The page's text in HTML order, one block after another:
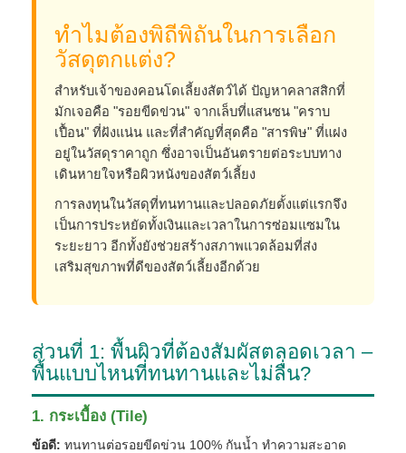
ทำไมต้องพิถีพิถันในการเลือก
วัสดุตกแต่ง?
สำหรับเจ้าของคอนโดเลี้ยงสัตว์ได้ ปัญหาคลาสสิกที่
มักเจอคือ "รอยขีดข่วน" จากเล็บที่แสนซน "คราบ
เปื้อน" ที่ฝังแน่น และที่สำคัญที่สุดคือ "สารพิษ" ที่แฝง
อยู่ในวัสดุราคาถูก ซึ่งอาจเป็นอันตรายต่อระบบทาง
เดินหายใจหรือผิวหนังของสัตว์เลี้ยง
การลงทุนในวัสดุที่ทนทานและปลอดภัยตั้งแต่แรกจึง
เป็นการประหยัดทั้งเงินและเวลาในการซ่อมแซมใน
ระยะยาว อีกทั้งยังช่วยสร้างสภาพแวดล้อมที่ส่ง
เสริมสุขภาพที่ดีของสัตว์เลี้ยงอีกด้วย
ส่วนที่ 1: พื้นผิวที่ต้องสัมผัสตลอดเวลา –
พื้นแบบไหนที่ทนทานและไม่ลื่น?
1. กระเบื้อง (Tile)
ข้อดี: ทนทานต่อรอยขีดข่วน 100% กันน้ำ ทำความสะอาด